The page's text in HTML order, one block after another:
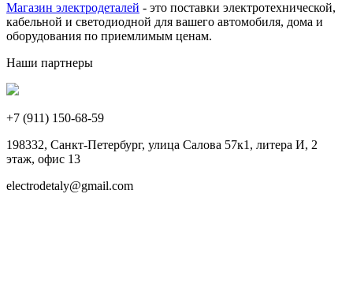
Магазин электродеталей - это поставки электротехнической,
кабельной и светодиодной для вашего автомобиля, дома и
оборудования по приемлимым ценам.
Наши партнеры
+7 (911) 150-68-59
198332, Санкт-Петербург, улица Салова 57к1, литера И, 2
этаж, офис 13
electrodetaly@gmail.com